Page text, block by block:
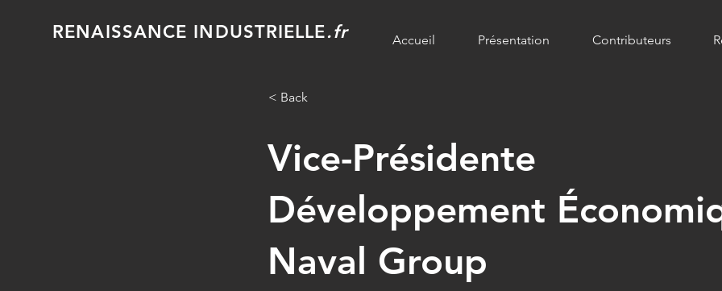
RENAISSANCE INDUSTRIELLE.fr Accueil Présentation Contributeurs
< Back
Vice-Présidente
Développement
Naval Group